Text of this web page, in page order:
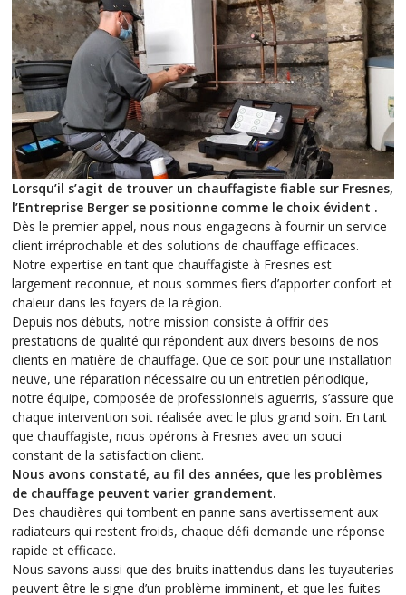
Lorsqu’il s’agit de trouver un chauffagiste fiable sur Fresnes,
l’Entreprise Berger se positionne comme le choix évident .
Dès le premier appel, nous nous engageons à fournir un service
client irréprochable et des solutions de chauffage efficaces.
Notre expertise en tant que chauffagiste à Fresnes est
largement reconnue, et nous sommes fiers d’apporter confort et
chaleur dans les foyers de la région.
Depuis nos débuts, notre mission consiste à offrir des
prestations de qualité qui répondent aux divers besoins de nos
clients en matière de chauffage. Que ce soit pour une installation
neuve, une réparation nécessaire ou un entretien périodique,
notre équipe, composée de professionnels aguerris, s’assure que
chaque intervention soit réalisée avec le plus grand soin. En tant
que chauffagiste, nous opérons à Fresnes avec un souci
constant de la satisfaction client.
Nous avons constaté, au fil des années, que les problèmes
de chauffage peuvent varier grandement.
Des chaudières qui tombent en panne sans avertissement aux
radiateurs qui restent froids, chaque défi demande une réponse
rapide et efficace.
Nous savons aussi que des bruits inattendus dans les tuyauteries
peuvent être le signe d’un problème imminent, et que les fuites